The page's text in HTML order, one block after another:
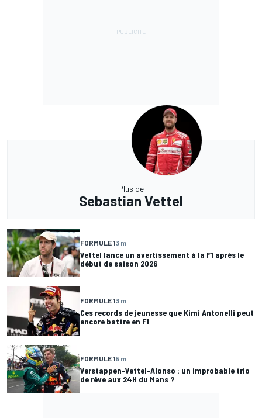
Plus de
Sebastian Vettel
FORMULE 13 m
Vettel lance un avertissement à la F1 après le
début de saison 2026
FORMULE 13 m
Ces records de jeunesse que Kimi Antonelli peut
encore battre en F1
FORMULE 15 m
Verstappen-Vettel-Alonso : un improbable trio
de rêve aux 24H du Mans ?